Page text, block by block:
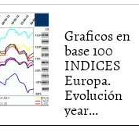
Graficos en
base 100
INDICES
Europa.
Evolución
year...